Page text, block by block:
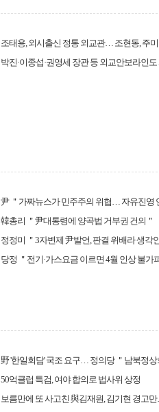
조태용, 외시출신 정통 외교관… 조현동, 주
박진·이종섭·권영세 장관 등 외교안보라인
尹 ＂가짜뉴스가 민주주의 위협… 자유진영
韓총리 ＂尹대통령에 양곡법 거부권 건의＂
정정미 ＂3자변제 尹발언, 판결 위배라 생각
당정 ＂전기·가스요금 이르면 4월 인상 불가
野 '한일회담' 국조 요구… 정의당 ＂남북정
50억클럽 특검, 여야 합의로 법사위 상정
보름만에 또 사고친 與김재원, 김기현 경고